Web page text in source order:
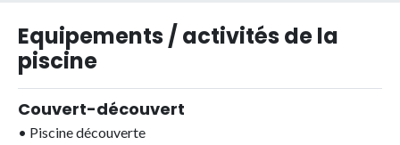
Equipements / activités de la
piscine
Couvert-découvert
• Piscine découverte